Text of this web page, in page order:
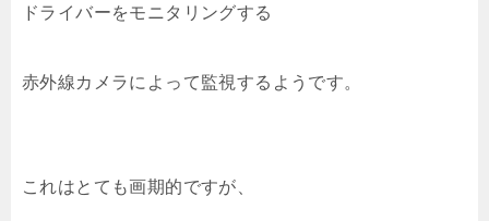
ドライバーをモニタリングする
赤外線カメラによって監視するようです。
これはとても画期的ですが、